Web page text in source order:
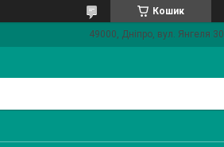
Кошик
49000, Дніпро, вул. Янгеля